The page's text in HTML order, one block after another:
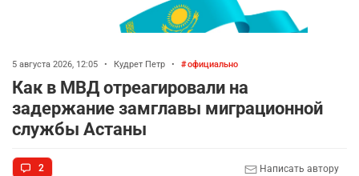
5 августа 2026, 12:05 • Кудрет Петр • официально
Как в МВД отреагировали на
задержание замглавы миграционной
службы Астаны
2 Написать автору